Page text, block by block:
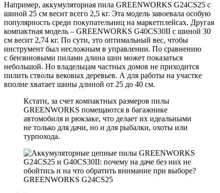
Например, аккумуляторная пила GREENWORKS G24CS25 с
шиной 25 см весит всего 2,5 кг. Эта модель завоевала особую
популярность среди покупательниц на маркетплейсах. Другая
компактная модель – GREENWORKS G40CS30II с шиной 30
см весит 2,74 кг. По сути, это оптимальный вес, чтобы
инструмент был несложным в управлении. По сравнению
с бензиновыми пилами длина шин может показаться
небольшой. Но владельцам частных домов не приходится
пилить стволы вековых деревьев. А для работы на участке
вполне хватает шины длиной от 25 до 40 см.
Кстати, за счет компактных размеров пилы
GREENWORKS помещаются в багажнике
автомобиля и рюкзаке, что делает их идеальными
не только для дачи, но и для рыбалки, охоты или
турпохода.
GREENWORKS G24CS25